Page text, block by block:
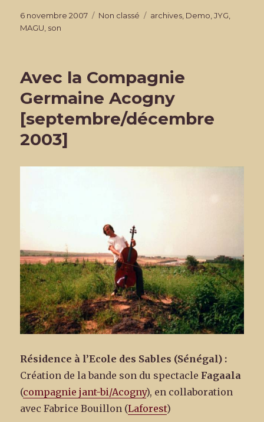
Publié
le
6 novembre 2007 Catégories
Non classé Étiquettes
archives Demo ,JYG
MAGU son
Avec la Compagnie
Germaine Acogny
[septembre/décembre
2003]
Résidence à l’Ecole des Sables (Sénégal) :
Création de la bande son du spectacle Fagaala
(compagnie jant-bi/Acogny), en collaboration
avec Fabrice Bouillon (Laforest)